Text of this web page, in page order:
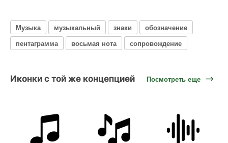
Музыка музыкальный знаки
обозначение
пентаграмма
восьмая нота сопровождение
Иконки с той же концепцией Посмотреть еще